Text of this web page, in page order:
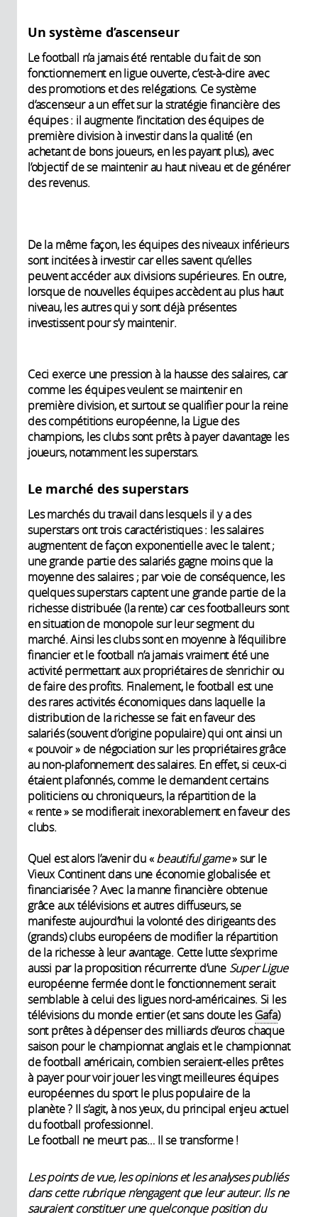
Un système d’ascenseur
Le football n’a jamais été rentable du fait de son
fonctionnement en ligue ouverte, c’est-à-dire avec
des promotions et des relégations. Ce système
d’ascenseur a un effet sur la stratégie financière des
équipes : il augmente l’incitation des équipes de
première division à investir dans la qualité (en
achetant de bons joueurs, en les payant plus), avec
l’objectif de se maintenir au haut niveau et de générer
des revenus.
De la même façon, les équipes des niveaux inférieurs
sont incitées à investir car elles savent qu’elles
peuvent accéder aux divisions supérieures. En outre,
lorsque de nouvelles équipes accèdent au plus haut
niveau, les autres qui y sont déjà présentes
investissent pour s’y maintenir.
Ceci exerce une pression à la hausse des salaires, car
comme les équipes veulent se maintenir en
première division, et surtout se qualifier pour la reine
des compétitions européenne, la Ligue des
champions, les clubs sont prêts à payer davantage les
joueurs, notamment les superstars.
Le marché des superstars
Les marchés du travail dans lesquels il y a des
superstars ont trois caractéristiques : les salaires
augmentent de façon exponentielle avec le talent ;
une grande partie des salariés gagne moins que la
moyenne des salaires ; par voie de conséquence, les
quelques superstars captent une grande partie de la
richesse distribuée (la rente) car ces footballeurs sont
en situation de monopole sur leur segment du
marché. Ainsi les clubs sont en moyenne à l’équilibre
financier et le football n’a jamais vraiment été une
activité permettant aux propriétaires de s’enrichir ou
de faire des profits. Finalement, le football est une
des rares activités économiques dans laquelle la
distribution de la richesse se fait en faveur des
salariés (souvent d’origine populaire) qui ont ainsi un
« pouvoir » de négociation sur les propriétaires grâce
au non-plafonnement des salaires. En effet, si ceux-ci
étaient plafonnés, comme le demandent certains
politiciens ou chroniqueurs, la répartition de la
« rente » se modifierait inexorablement en faveur des
clubs.
Quel est alors l’avenir du «beautiful game» sur le
Vieux Continent dans une économie globalisée et
financiarisée ? Avec la manne financière obtenue
grâce aux télévisions et autres diffuseurs, se
manifeste aujourd’hui la volonté des dirigeants des
(grands) clubs européens de modifier la répartition
de la richesse à leur avantage. Cette lutte s’exprime
aussi par la proposition récurrente d’une Super Ligue
européenne fermée dont le fonctionnement serait
semblable à celui des ligues nord-américaines. Si les
télévisions du monde entier (et sans doute lesGafa)
sont prêtes à dépenser des milliards d’euros chaque
saison pour le championnat anglais et le championnat
de football américain, combien seraient-elles prêtes
à payer pour voir jouer les vingt meilleures équipes
européennes du sport le plus populaire de la
planète ? Il s’agit, à nos yeux, du principal enjeu actuel
du football professionnel.
Le football ne meurt pas… Il se transforme !
Les points de vue, les opinions et les analyses publiés
dans cette rubrique n’engagent que leur auteur. Ils ne
sauraient constituer une quelconque position du